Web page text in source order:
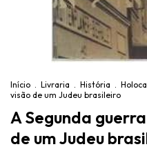
Início . Livraria . História .
visão de um Judeu brasileiro
A Segunda
de um Judeu